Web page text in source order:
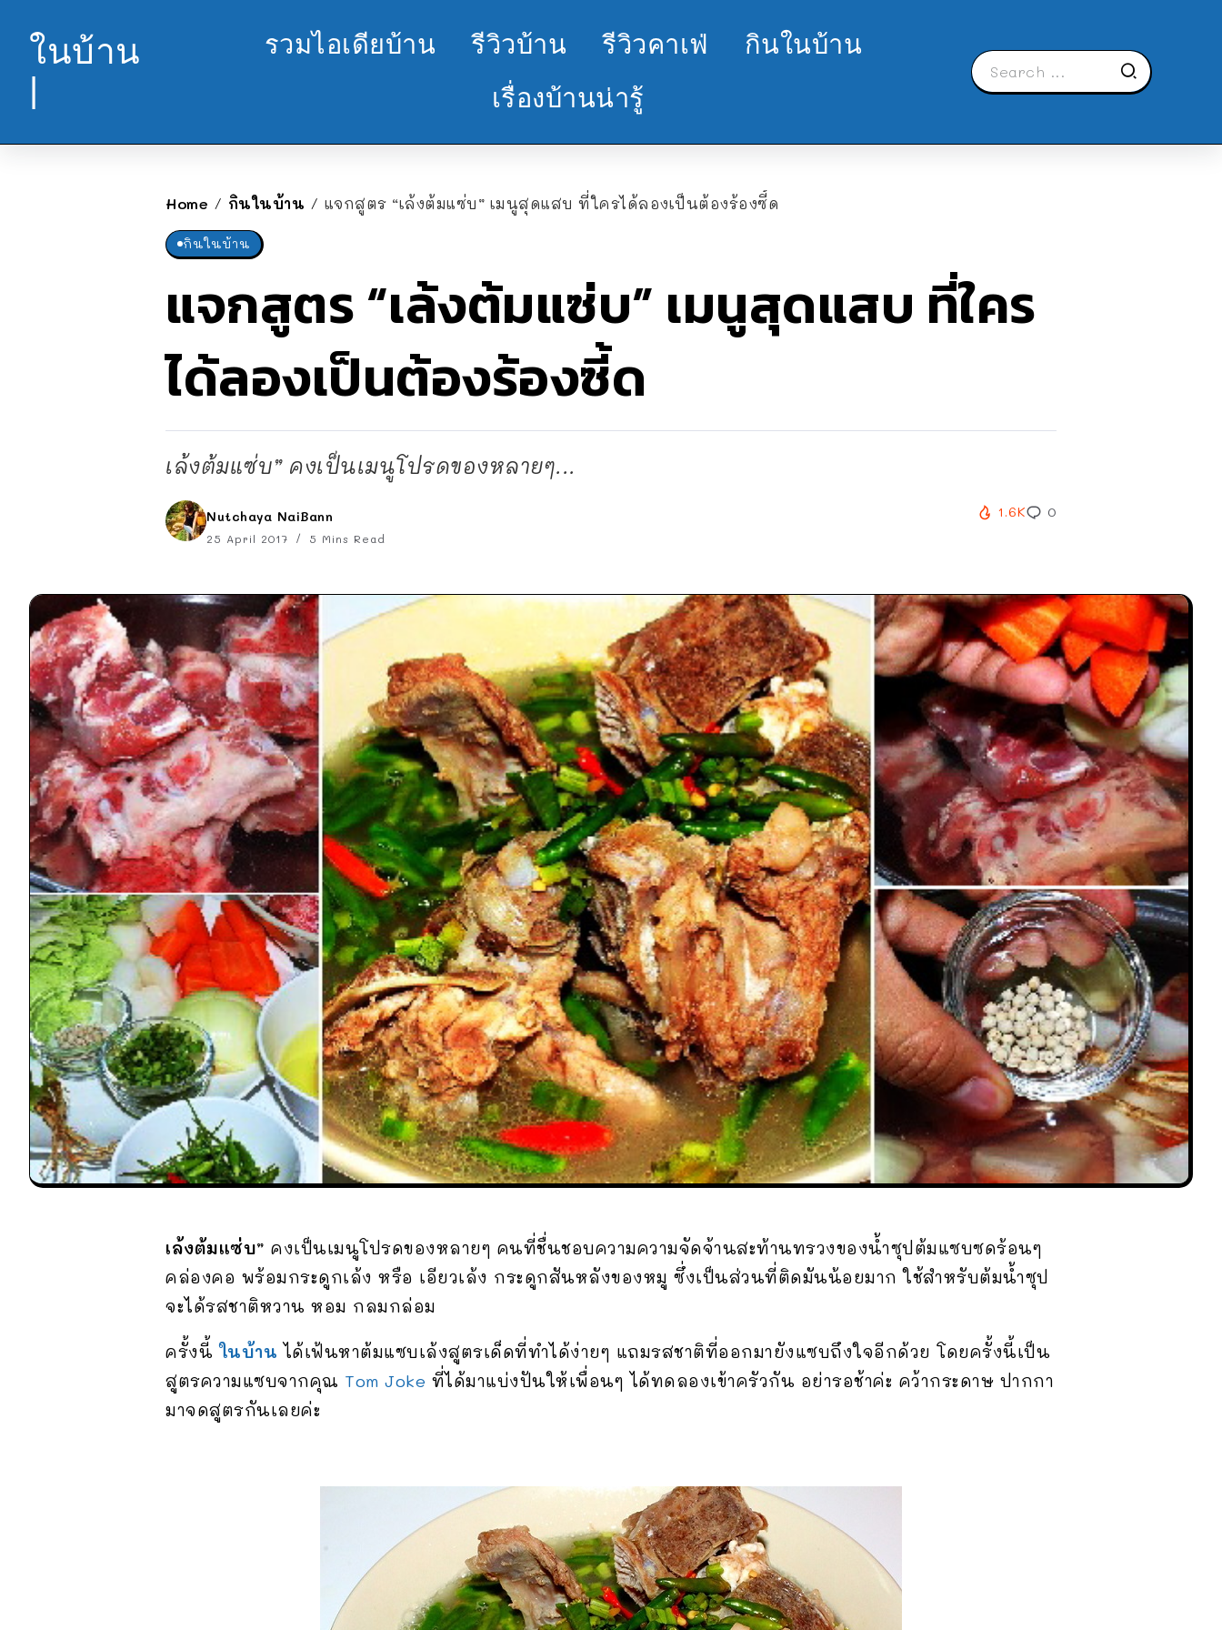
ในบ้าน
|
รวมไอเดียบ้าน รีวิวบ้าน รีวิวคาเฟ่
กินในบ้าน
เรื่องบ้านน่ารู้
Home / กินในบ้าน / แจกสูตร “เล้งต้มแซ่บ” เมนูสุดแสบ ที่ใครได้ลองเป็นต้องร้องซี้ด
กินในบ้าน
แจกสูตร “เล้งต้มแซ่บ” เมนูสุดแสบ ที่ใคร
ได้ลองเป็นต้องร้องซี้ด
เล้งต้มแซ่บ” คงเป็นเมนูโปรดของหลายๆ...
Nutchaya NaiBann
25 April 2017 5 Mins Read
1.6K 0
เล้งต้มแซ่บ” คงเป็นเมนูโปรดของหลายๆ คนที่ชื่นชอบความความจัดจ้านสะท้านทรวงของน้ำซุปต้มแซบซดร้อนๆ
คล่องคอ พร้อมกระดูกเล้ง หรือ เอียวเล้ง กระดูกสันหลังของหมู ซึ่งเป็นส่วนที่ติดมันน้อยมาก ใช้สำหรับต้มน้ำซุป
จะได้รสชาติหวาน หอม กลมกล่อม
ครั้งนี้ในบ้าน ได้เฟ้นหาต้มแซบเล้งสูตรเด็ดที่ทำได้ง่ายๆ แถมรสชาติที่ออกมายังแซบถึงใจอีกด้วย โดยครั้งนี้เป็น
สูตรความแซบจากคุณ Tom Joke ที่ได้มาแบ่งปันให้เพื่อนๆ ได้ทดลองเข้าครัวกัน อย่ารอช้าค่ะ คว้ากระดาษ ปากกา
มาจดสูตรกันเลยค่ะ